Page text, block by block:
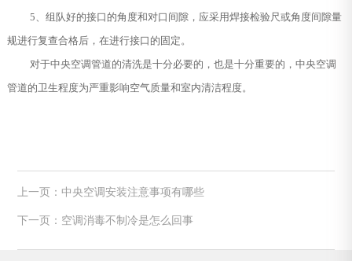
5、组队好的接口的角度和对口间隙，应采用焊接检验尺或角度间隙量
规进行复查合格后，在进行接口的固定。
对于中央空调管道的清洗是十分必要的，也是十分重要的，中央空调
管道的卫生程度为严重影响空气质量和室内清洁程度。
上一页：中央空调安装注意事项有哪些
下一页：空调消毒不制冷是怎么回事